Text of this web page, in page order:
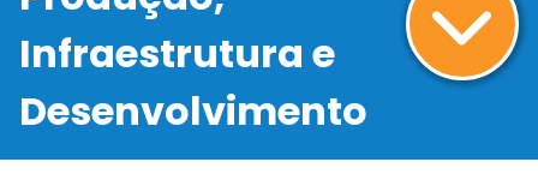
Infraestrutura e
Desenvolvimento